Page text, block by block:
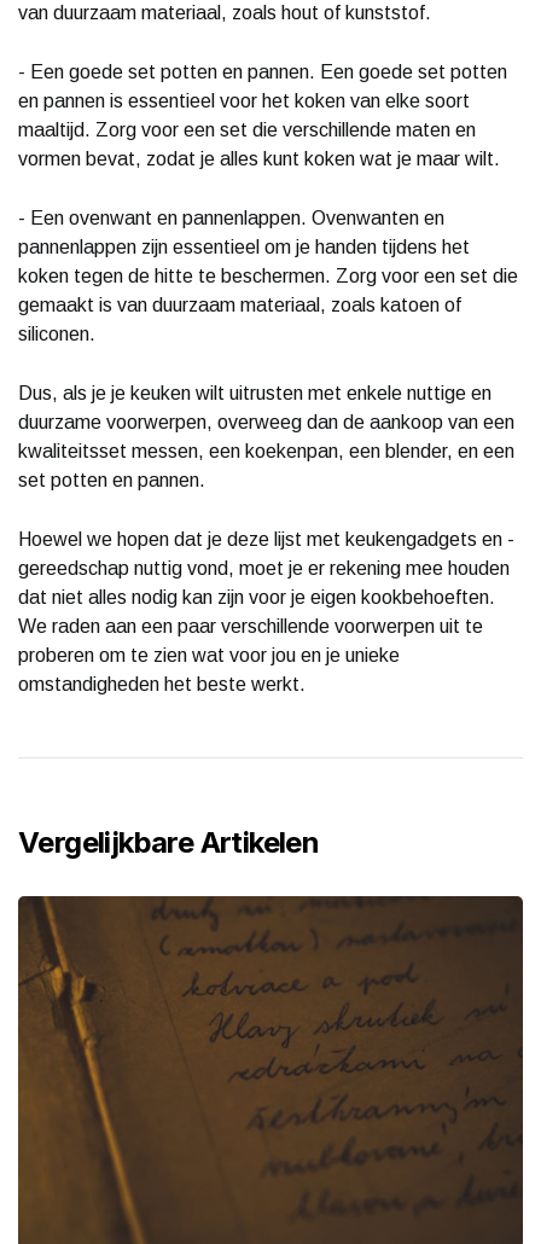
van duurzaam materiaal, zoals hout of kunststof.
- Een goede set potten en pannen. Een goede set potten
en pannen is essentieel voor het koken van elke soort
maaltijd. Zorg voor een set die verschillende maten en
vormen bevat, zodat je alles kunt koken wat je maar wilt.
- Een ovenwant en pannenlappen. Ovenwanten en
pannenlappen zijn essentieel om je handen tijdens het
koken tegen de hitte te beschermen. Zorg voor een set die
gemaakt is van duurzaam materiaal, zoals katoen of
siliconen.
Dus, als je je keuken wilt uitrusten met enkele nuttige en
duurzame voorwerpen, overweeg dan de aankoop van een
kwaliteitsset messen, een koekenpan, een blender, en een
set potten en pannen.
Hoewel we hopen dat je deze lijst met keukengadgets en -
gereedschap nuttig vond, moet je er rekening mee houden
dat niet alles nodig kan zijn voor je eigen kookbehoeften.
We raden aan een paar verschillende voorwerpen uit te
proberen om te zien wat voor jou en je unieke
omstandigheden het beste werkt.
Vergelijkbare Artikelen